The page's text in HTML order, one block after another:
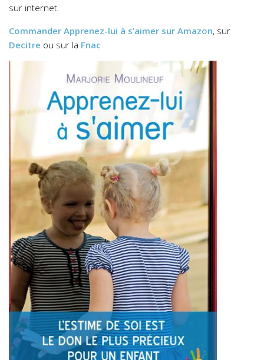
sur internet.
Commander Apprenez-lui à s’aimer sur Amazon, sur
Decitre ou sur la Fnac